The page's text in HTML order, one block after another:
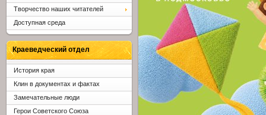
Творчество наших читателей
Доступная среда
Краеведческий отдел
История края
Клин в документах и фактах
Замечательные люди
Герои Советского Союза